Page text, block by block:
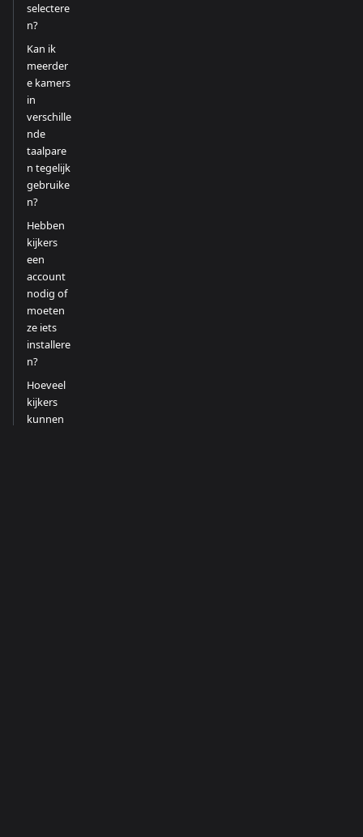
selectere
n?
Kan ik
meerder
e kamers
in
verschille
nde
taalpare
n tegelijk
gebruike
n?
Hebben
kijkers
een
account
nodig of
moeten
ze iets
installere
n?
Hoeveel
kijkers
kunnen